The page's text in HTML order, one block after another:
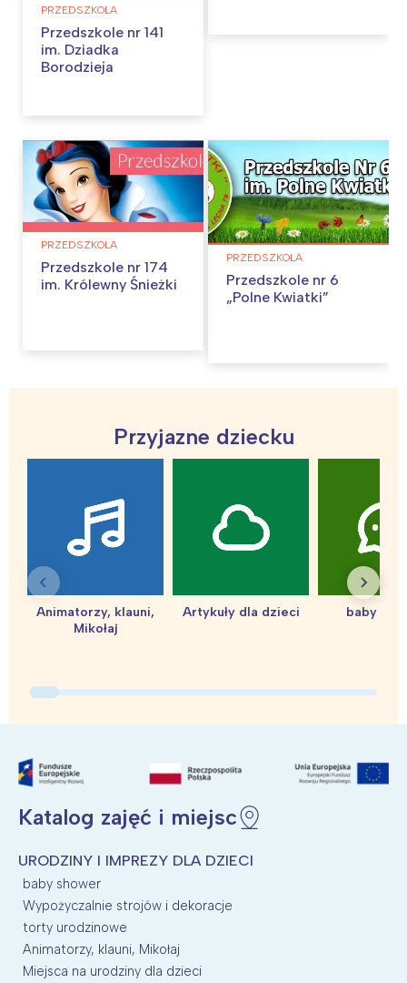
PRZEDSZKOLA
Przedszkole nr 141
im. Dziadka
Borodzieja
PRZEDSZKOLA
Przedszkole nr 174
im. Królewny Śnieżki
PRZEDSZKOLA
Przedszkole nr 6
„Polne Kwiatki”
Przyjazne dziecku
Animatorzy, klauni,
Mikołaj
Artykuły dla dzieci baby
Katalog zajęć i miejsc
URODZINY I IMPREZY DLA DZIECI
baby shower
Wypożyczalnie strojów i dekoracje
torty urodzinowe
Animatorzy, klauni, Mikołaj
Miejsca na urodziny dla dzieci